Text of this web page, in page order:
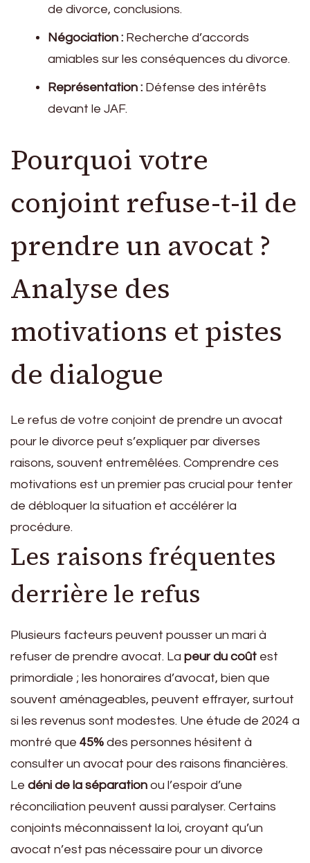
de divorce, conclusions.
Négociation : Recherche d’accords
amiables sur les conséquences du divorce.
Représentation : Défense des intérêts
devant le JAF.
Pourquoi votre
conjoint refuse-t-il de
prendre un avocat ?
Analyse des
motivations et pistes
de dialogue
Le refus de votre conjoint de prendre un avocat
pour le divorce peut s’expliquer par diverses
raisons, souvent entremêlées. Comprendre ces
motivations est un premier pas crucial pour tenter
de débloquer la situation et accélérer la
procédure.
Les raisons fréquentes
derrière le refus
Plusieurs facteurs peuvent pousser un mari à
refuser de prendre avocat. La peur du coût est
primordiale ; les honoraires d’avocat, bien que
souvent aménageables, peuvent effrayer, surtout
si les revenus sont modestes. Une étude de 2024 a
montré que 45% des personnes hésitent à
consulter un avocat pour des raisons financières.
Le déni de la séparation ou l’espoir d’une
réconciliation peuvent aussi paralyser. Certains
conjoints méconnaissent la loi, croyant qu’un
avocat n’est pas nécessaire pour un divorce